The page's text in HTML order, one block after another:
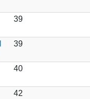
39
39
40
42